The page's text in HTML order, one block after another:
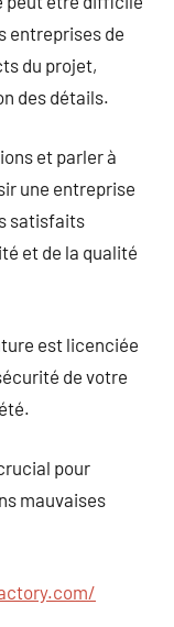
entreprises de
du projet,
des détails.
et parler à
une entreprise
satisfaits
et de la qualité
est licenciée
de votre
pour
mauvaises